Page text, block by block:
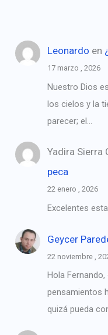
Leonardo en
17 marzo , 2026
Nuestro Dios
los cielos y la
parecer; el…
Yadira Sierra
peca
22 enero , 2026
Excelentes
Geycer
22 noviembre ,
Hola
pensamientos
quizá pueda